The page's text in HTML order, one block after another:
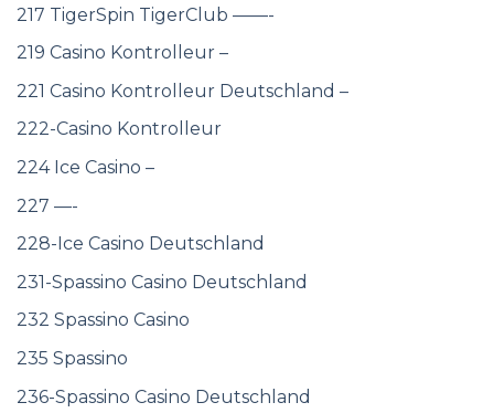
217 TigerSpin TigerClub ——-
219 Casino Kontrolleur –
221 Casino Kontrolleur Deutschland –
222-Casino Kontrolleur
224 Ice Casino –
227 —-
228-Ice Casino Deutschland
231-Spassino Casino Deutschland
232 Spassino Casino
235 Spassino
236-Spassino Casino Deutschland